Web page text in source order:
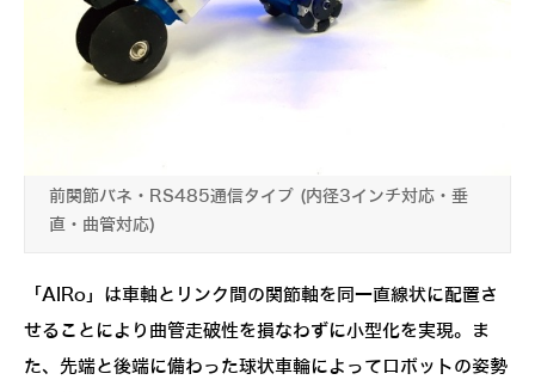
前関節バネ・RS485通信タイプ (内径3インチ対応・垂
直・曲管対応)
「AIRo」は車軸とリンク間の関節軸を同一直線状に配置さ
せることにより曲管走破性を損なわずに小型化を実現。ま
た、先端と後端に備わった球状車輪によってロボットの姿勢